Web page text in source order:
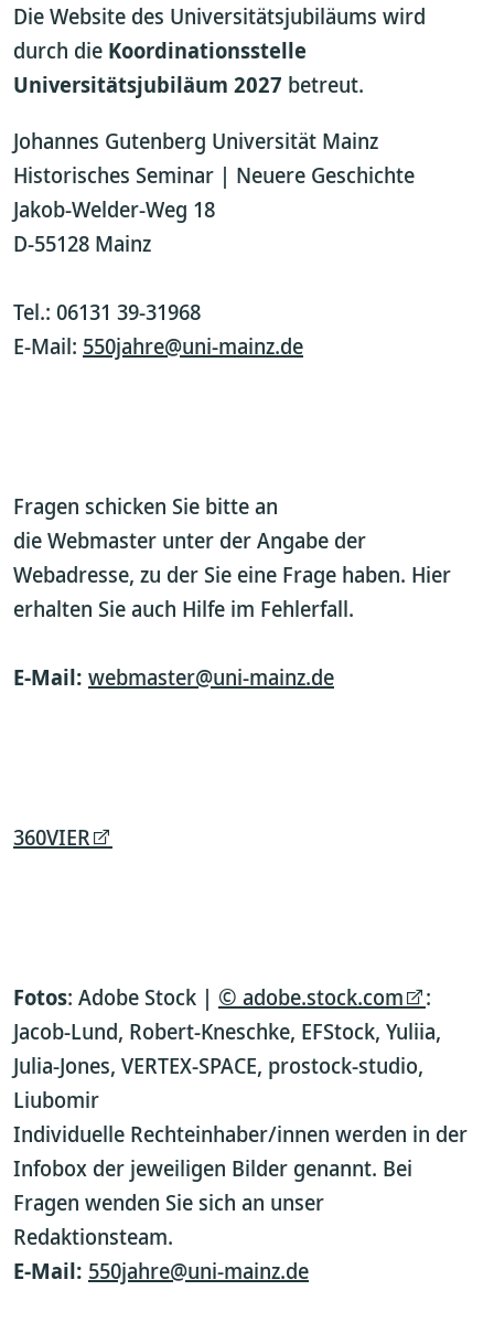
Die Website des Universitätsjubiläums wird
durch die Koordinationsstelle
Universitätsjubiläum 2027 betreut.
Johannes Gutenberg Universität Mainz
Historisches Seminar | Neuere Geschichte
Jakob-Welder-Weg 18
D-55128 Mainz
Tel.: 06131 39-31968
E-Mail: 550jahre@uni-mainz.de
Fragen schicken Sie bitte an
die Webmaster unter der Angabe der
Webadresse, zu der Sie eine Frage haben. Hier
erhalten Sie auch Hilfe im Fehlerfall.
E-Mail: webmaster@uni-mainz.de
360VIER
Fotos: Adobe Stock | © adobe.stock.com
:
Jacob-Lund, Robert-Kneschke, EFStock, Yuliia,
Julia-Jones, VERTEX-SPACE, prostock-studio,
Liubomir
Individuelle Rechteinhaber/innen werden in der
Infobox der jeweiligen Bilder genannt. Bei
Fragen wenden Sie sich an unser
Redaktionsteam.
E-Mail: 550jahre@uni-mainz.de